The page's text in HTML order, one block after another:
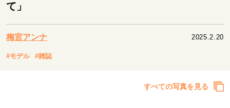
サイトの核・哲学
未知への挑戦
て」
梅宮アンナ 2025.2.20
#モデル #雑誌
すべての写真を見る